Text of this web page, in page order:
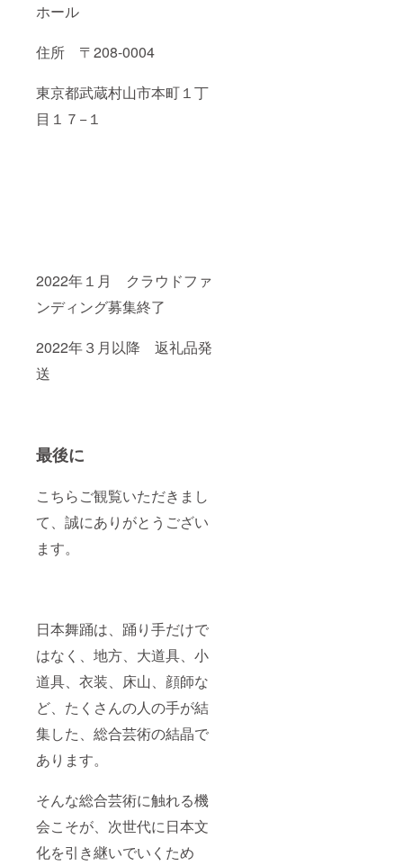
ホール
住所 〒208-0004
東京都武蔵村山市本町１丁
目１７−１
2022年１月 クラウドファ
ンディング募集終了
2022年３月以降 返礼品発
送
最後に
こちらご観覧いただきまし
て、誠にありがとうござい
ます。
日本舞踊は、踊り手だけで
はなく、地方、大道具、小
道具、衣装、床山、顔師な
ど、たくさんの人の手が結
集した、総合芸術の結晶で
あります。
そんな総合芸術に触れる機
会こそが、次世代に日本文
化を引き継いでいくため